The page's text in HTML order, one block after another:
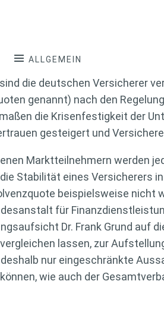
ALLGEMEIN
die deutschen Versicherer
genannt) nach den
die Krisenfestigkeit der
gesteigert und
Marktteilnehmern werden
Stabilität eines Versicherers
beispielsweise nicht
für
Dr. Frank Grund auf
lassen, zur
nur eingeschränkte
wie auch der